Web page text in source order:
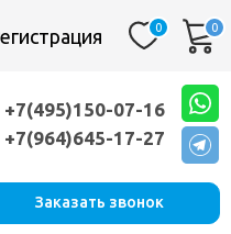
0 0
+7(495)150-07-16
+7(964)645-17-27
Заказать звонок